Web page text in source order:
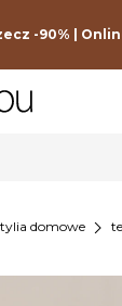
-90% |
domowe chevron_right